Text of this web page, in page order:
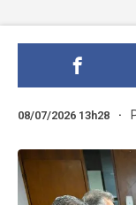
08/07/2026 13h28